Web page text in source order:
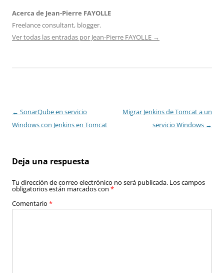
Acerca de Jean-Pierre FAYOLLE
Freelance consultant, blogger.
Ver todas las entradas por Jean-Pierre FAYOLLE →
Navegación
de
← SonarQube en servicio
Windows con Jenkins en Tomcat
Migrar Jenkins de Tomcat a un
servicio Windows →
Deja una respuesta
Tu dirección de correo electrónico no será publicada. Los campos
obligatorios están marcados con *
Comentario *